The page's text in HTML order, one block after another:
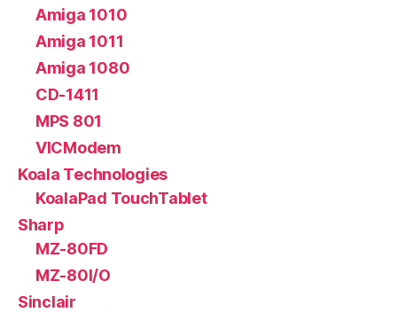
Amiga 1010
Amiga 1011
Amiga 1080
CD-1411
MPS 801
VICModem
Koala Technologies
KoalaPad TouchTablet
Sharp
MZ-80FD
MZ-80I/O
Sinclair